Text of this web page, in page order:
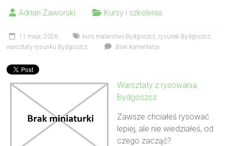
Adrian Zaworski Kursy i szkolenia
11 maja, 2026 kurs malarstwo Bydgoszcz, rysunek Bydgoszcz,
warsztaty rysunku Bydgoszcz
Brak komentarzy
Warsztaty z rysowania
Bydgoszcz
Zawsze chciałeś rysować
lepiej, ale nie wiedziałeś, od
czego zacząć?